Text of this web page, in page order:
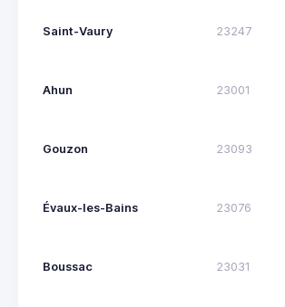
Saint-Vaury 23247
Ahun 23001
Gouzon 23093
Évaux-les-Bains 23076
Boussac 23031